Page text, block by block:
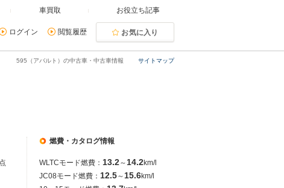
車買取 お役立ち記事
ログイン 閲覧履歴 お気に入り
サイトマップ
595（アバルト）の中古車・中古車情報
点
燃費・カタログ情報
WLTCモード燃費： 13.2～ 14.2km/l
JC08モード燃費： 12.5～ 15.6km/l